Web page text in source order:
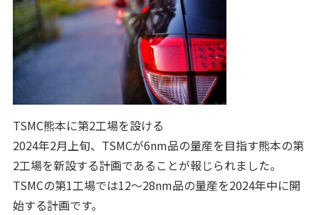
TSMC熊本に第2工場を設ける
2024年2月上旬、TSMCが6nm品の量産を目指す熊本の第
2工場を新設する計画であることが報じられました。
TSMCの第1工場では12～28nm品の量産を2024年中に開
始する計画です。